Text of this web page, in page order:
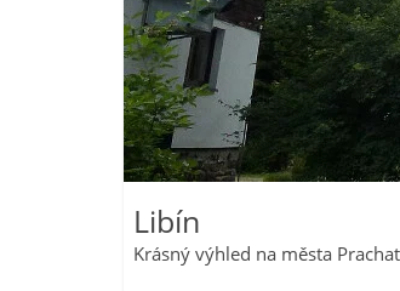
Libín
Krásný výhled na města